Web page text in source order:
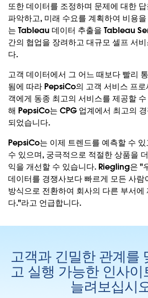
또한 데이터를 조정하며 문제에 대한
파악하고, 미래 수요를 계획하여 비용
는 Tableau 데이터 추출을 Tableau
간의 협업을 장려하고 대규모 셀프 서
다.
고객 데이터에서 그 어느 때보다 빨리
됨에 따라 PepsiCo의 고객 서비스 프
객에게 동종 최고의 서비스를 제공할
해 PepsiCo는 CPG 업계에서 최고의
되었습니다.
PepsiCo는 이제 트렌드를 예측할 수
수 있으며, 궁극적으로 적절한 상품을
익을 개선할 수 있습니다. Riegling은 "
데이터를 경쟁사보다 빠르게 모든 사람
방식으로 전환하여 회사의 다른 부서에
다."라고 언급합니다.
고객과 긴밀한 관계를
고 실행 가능한 인사이
늘려보십시